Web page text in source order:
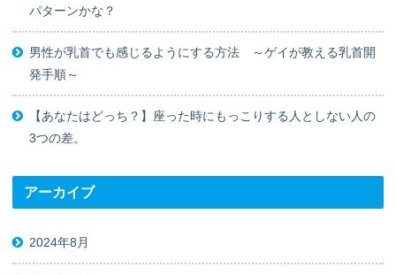
パターンかな？
男性が乳首でも感じるようにする方法 ～ゲイが教える乳首開
発手順～
【あなたはどっち？】座った時にもっこりする人としない人の
3つの差。
アーカイブ
2024年8月